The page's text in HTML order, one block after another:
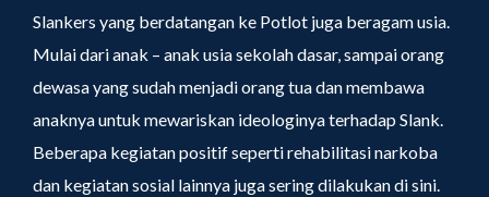
Slankers yang berdatangan ke Potlot juga beragam usia.
Mulai dari anak – anak usia sekolah dasar, sampai orang
dewasa yang sudah menjadi orang tua dan membawa
anaknya untuk mewariskan ideologinya terhadap Slank.
Beberapa kegiatan positif seperti rehabilitasi narkoba
dan kegiatan sosial lainnya juga sering dilakukan di sini.